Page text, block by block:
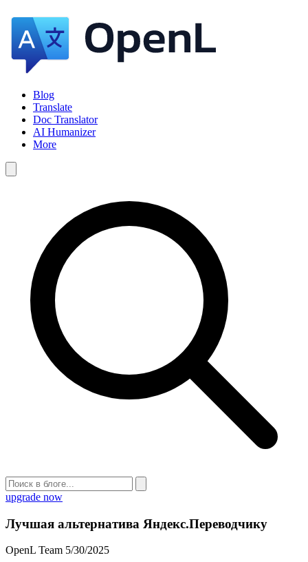
Blog
Translate
Doc Translator
AI Humanizer
More
upgrade now
Лучшая альтернатива Яндекс.Переводчику
OpenL Team 5/30/2025